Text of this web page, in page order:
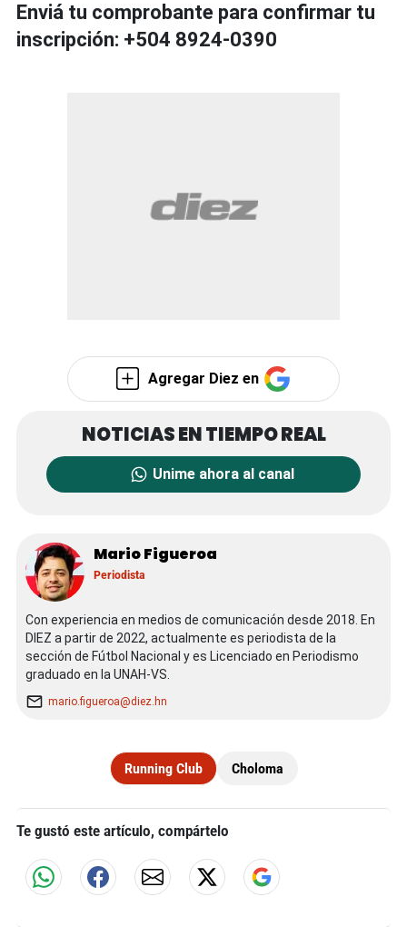
Enviá tu comprobante para confirmar tu
inscripción: +504 8924-0390
Agregar Diez en
Unime ahora al canal
Mario Figueroa
Periodista
Con experiencia en medios de comunicación desde 2018. En
DIEZ a partir de 2022, actualmente es periodista de la
sección de Fútbol Nacional y es Licenciado en Periodismo
graduado en la UNAH-VS.
mario.figueroa@diez.hn
Running Club Choloma
Te gustó este artículo, compártelo